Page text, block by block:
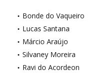
Bonde do Vaqueiro
Lucas Santana
Márcio Araújo
Silvaney Moreira
Ravi do Acordeon